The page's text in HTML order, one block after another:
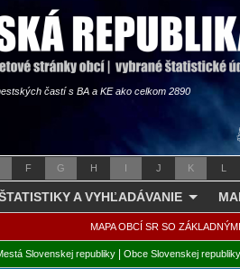
častí s BA a KE ako celkom 2890
F G H I J K L
A VYHĽADÁVANIE
MAPA OBCÍ SR SO
Slovenskej republiky| Obce Slovenskej republiky